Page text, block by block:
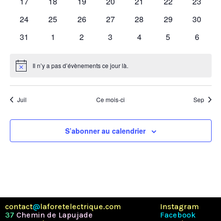
0
24
0
25
0
26
0
27
0
28
0
29
0
30
0
31
0
1
0
2
0
3
0
4
0
5
0
6
Notice Il n’y a pas d’évènements ce jour là.
Juil Ce mois-ci Sep
S’abonner au calendrier
contact@laforetelectrique.com
37 Chemin de Lapujade
Instagram
Facebook